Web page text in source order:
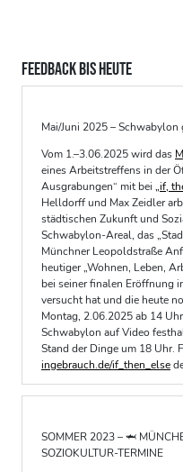
FEEDBACK BIS HEUTE
Mai/Juni 2025 –
Vom 1.–3.06.2025 wird das
eines Arbeitstreffens in der
Ausgrabungen“ mit bei „if,
Helldorff und Max Zeidler
städtischen Zukunft und
Schwabylon-Areal, das
Münchner Leopoldstraße
heutiger „Wohnen, Leben,
bei seiner finalen Eröffnung
versucht hat und die heute
Montag, 2.06.2025 ab 14
Schwabylon auf Video
Stand der Dinge um 18 Uhr.
ingebrauch.de/if_then_else
SOMMER 2023 – 🦈
SOZIOKULTUR-TERMINE